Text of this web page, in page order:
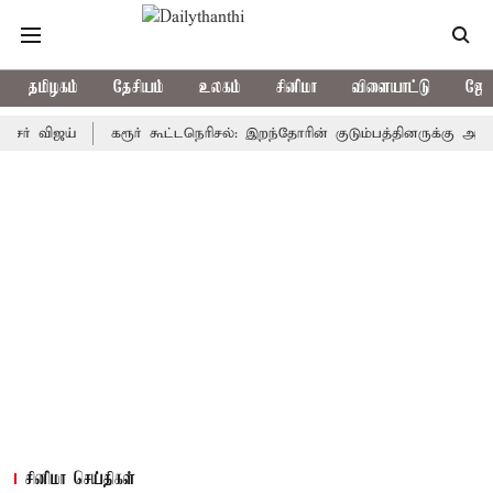
தமிழகம் தேசியம் உலகம் சினிமா விளையாட்டு
கரூர் கூட்டநெரிசல்: இறந்தோரின் குடும்பத்தினருக்கு
சினிமா செய்திகள்